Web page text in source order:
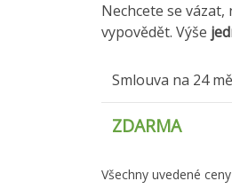
Nechcete se
vypovědět. Výše
Smlouva na 24
ZDARMA
Všechny uvedené